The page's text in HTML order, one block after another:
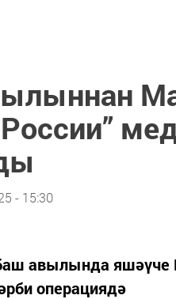
- 15:30
авылында яшәүче
операциядә